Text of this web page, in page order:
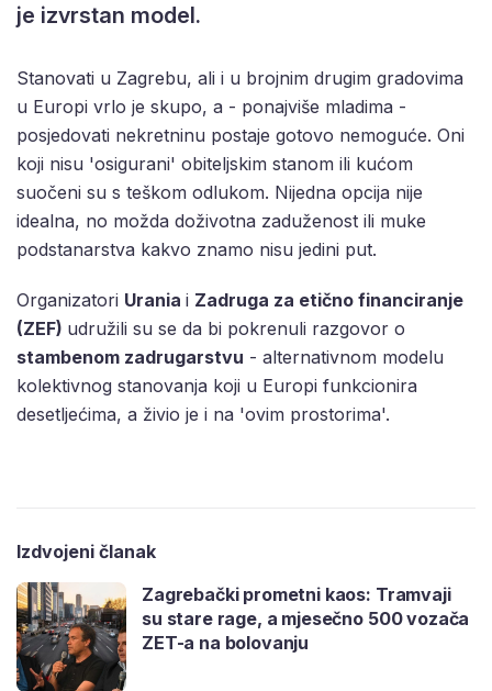
je izvrstan model.
Stanovati u Zagrebu, ali i u brojnim drugim gradovima
u Europi vrlo je skupo, a - ponajviše mladima -
posjedovati nekretninu postaje gotovo nemoguće. Oni
koji nisu 'osigurani' obiteljskim stanom ili kućom
suočeni su s teškom odlukom. Nijedna opcija nije
idealna, no možda doživotna zaduženost ili muke
podstanarstva kakvo znamo nisu jedini put.
Organizatori Urania i Zadruga za etično financiranje
(ZEF) udružili su se da bi pokrenuli razgovor o
stambenom zadrugarstvu - alternativnom modelu
kolektivnog stanovanja koji u Europi funkcionira
desetljećima, a živio je i na 'ovim prostorima'.
Izdvojeni članak
Zagrebački prometni kaos: Tramvaji
su stare rage, a mjesečno 500 vozača
ZET-a na bolovanju